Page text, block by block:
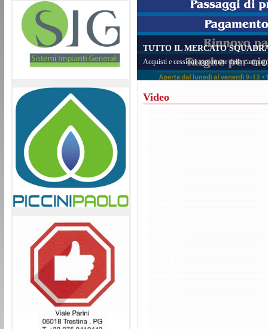
TUTTO IL MERCATO
Acquisti e cessioni aggiornate della
Video